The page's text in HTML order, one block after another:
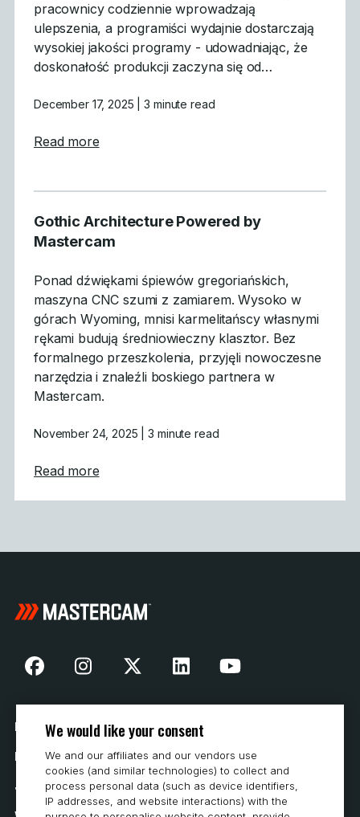
pracownicy codziennie wprowadzają
ulepszenia, a programiści wydajnie dostarczają
wysokiej jakości programy - udowadniając, że
doskonałość produkcji zaczyna się od…
December 17, 2025 | 3 minute read
Read moreabout Produkcja oparta na ludziach: Jak
Gothic Architecture Powered by
Mastercam
Ponad dźwiękami śpiewów gregoriańskich,
maszyna CNC szumi z zamiarem. Wysoko w
górach Wyoming, mnisi karmelitańscy własnymi
rękami budują średniowieczny klasztor. Bez
formalnego przeszkolenia, przyjęli nowoczesne
narzędzia i znaleźli boskiego partnera w
Mastercam.
November 24, 2025 | 3 minute read
Read moreabout Gothic Architecture Powered by
Nasza historia
Kontakt
Jak kupować
We would like your consent
We and our affiliates and our vendors use
cookies (and similar technologies) to collect and
process personal data (such as device identifiers,
IP addresses, and website interactions) with the